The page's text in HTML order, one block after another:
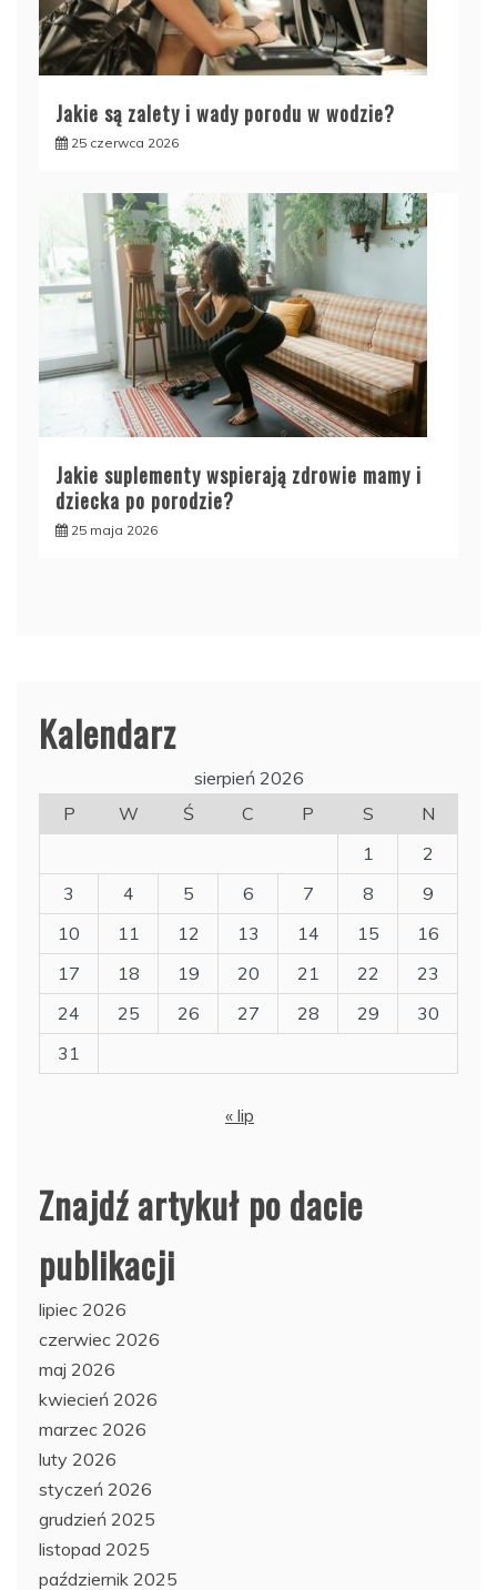
Jakie są zalety i wady porodu w wodzie?
25 czerwca 2026
Jakie suplementy wspierają zdrowie mamy i
dziecka po porodzie?
25 maja 2026
Kalendarz
sierpień 2026
P
W Ś C P S
N
1
2
3
4 5 6 7 8
9
10
11 12 13 14 15
16
17
18 19 20 21 22
23
24
25 26 27 28 29
30
31
« lip
Znajdź artykuł po dacie
publikacji
lipiec 2026
czerwiec 2026
maj 2026
kwiecień 2026
marzec 2026
luty 2026
styczeń 2026
grudzień 2025
listopad 2025
październik 2025